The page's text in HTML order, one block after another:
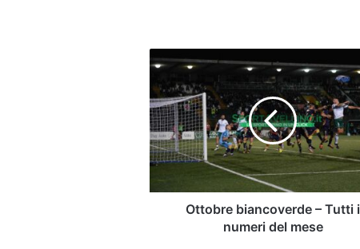
Ottobre
biancoverde
–
Tutti
i
numeri
del
Ottobre biancoverde – Tutti i
numeri del mese